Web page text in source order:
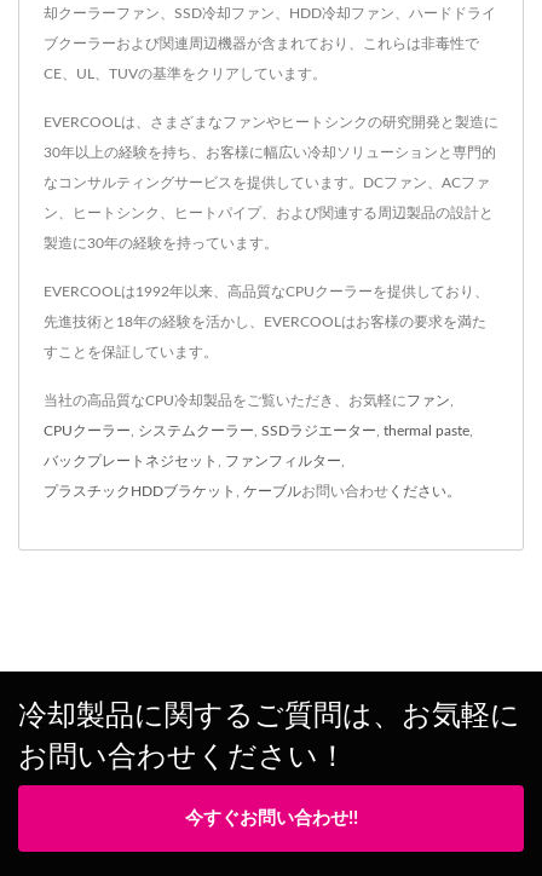
却クーラーファン、SSD冷却ファン、HDD冷却ファン、ハードドライ
ブクーラーおよび関連周辺機器が含まれており、これらは非毒性で
CE、UL、TUVの基準をクリアしています。
EVERCOOLは、さまざまなファンやヒートシンクの研究開発と製造に
30年以上の経験を持ち、お客様に幅広い冷却ソリューションと専門的
なコンサルティングサービスを提供しています。DCファン、ACファ
ン、ヒートシンク、ヒートパイプ、および関連する周辺製品の設計と
製造に30年の経験を持っています。
EVERCOOLは1992年以来、高品質なCPUクーラーを提供しており、
先進技術と18年の経験を活かし、EVERCOOLはお客様の要求を満た
すことを保証しています。
当社の高品質なCPU冷却製品をご覧いただき、お気軽にファン
CPUクーラー システムクーラー SSDラジエーター thermal paste
バックプレートネジセット ファンフィルター
プラスチックHDDブラケット ケーブルお問い合わせ ください。
冷却製品に関するご質問は、お気軽に
お問い合わせください！
今すぐお問い合わせ!!